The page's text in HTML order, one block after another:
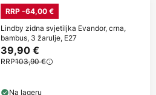
RRP -64,00 €
Lindby zidna svjetiljka Evandor, crna,
bambus, 3 žarulje, E27
39,90 €
RRP103,90 €
Na lageru